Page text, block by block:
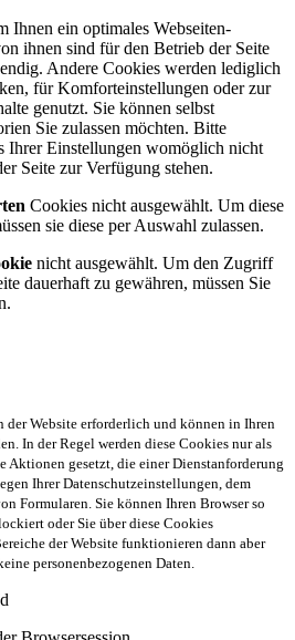
Ihnen ein optimales Webseiten-
ihnen sind für den Betrieb der Seite
Andere Cookies werden lediglich
für Komforteinstellungen oder zur
genutzt. Sie können selbst
Sie zulassen möchten. Bitte
Ihrer Einstellungen womöglich nicht
Seite zur Verfügung stehen.
Cookies nicht ausgewählt. Um diese
sie diese per Auswahl zulassen.
nicht ausgewählt. Um den Zugriff
dauerhaft zu gewähren, müssen Sie
Website erforderlich und können in Ihren
In der Regel werden diese Cookies nur als
Aktionen gesetzt, die einer Dienstanforderung
Ihrer Datenschutzeinstellungen, dem
Formularen. Sie können Ihren Browser so
oder Sie über diese Cookies
der Website funktionieren dann aber
personenbezogenen Daten.